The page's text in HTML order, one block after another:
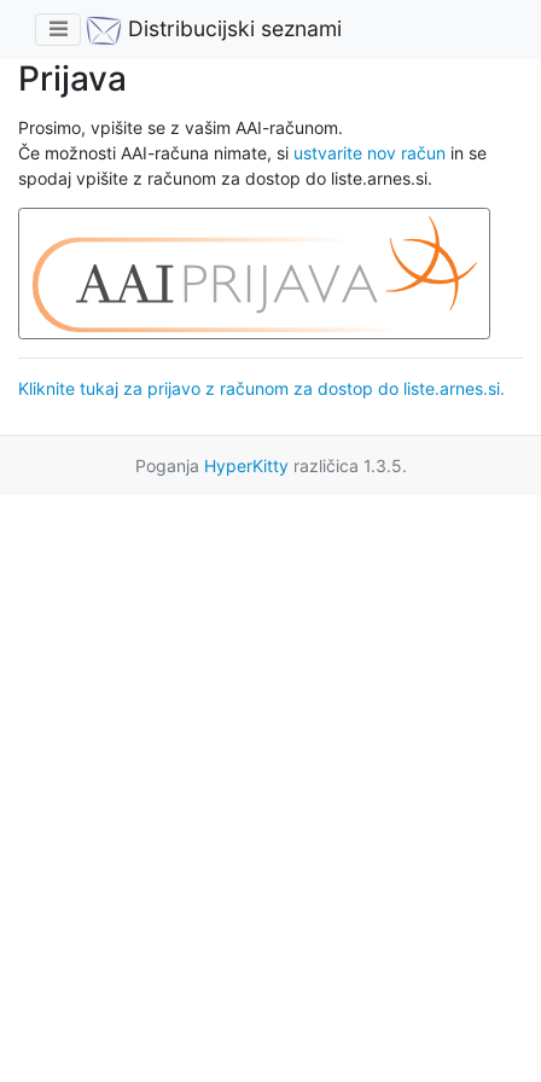
Distribucijski seznami
Prijava
Prosimo, vpišite se z vašim AAI-računom.
Če možnosti AAI-računa nimate, si ustvarite nov račun in se
spodaj vpišite z računom za dostop do liste.arnes.si.
Kliknite tukaj za prijavo z računom za dostop do liste.arnes.si.
Poganja HyperKittyrazličica 1.3.5.